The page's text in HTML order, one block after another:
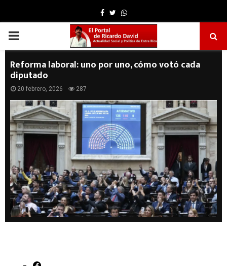
Facebook
TwitterWhatsapp
PRIMARY
MENU
Reforma laboral: uno por uno, cómo votó cada
diputado
20 febrero, 2026 287